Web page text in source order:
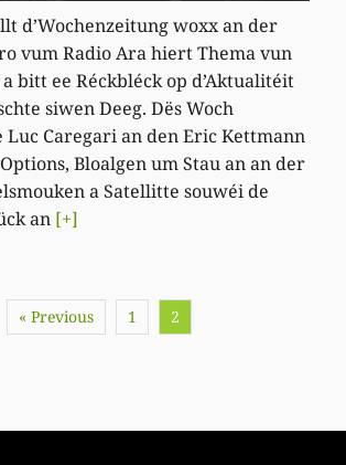
d’Wochenzeitung woxx an der
vum Radio Ara hiert Thema vun
bitt ee Réckbléck op d’Aktualitéit
siwen Deeg. Dës Woch
Luc Caregari an den Eric Kettmann
Bloalgen um Stau an an der
a Satellitte souwéi de
an [+]
« Previous 1 2